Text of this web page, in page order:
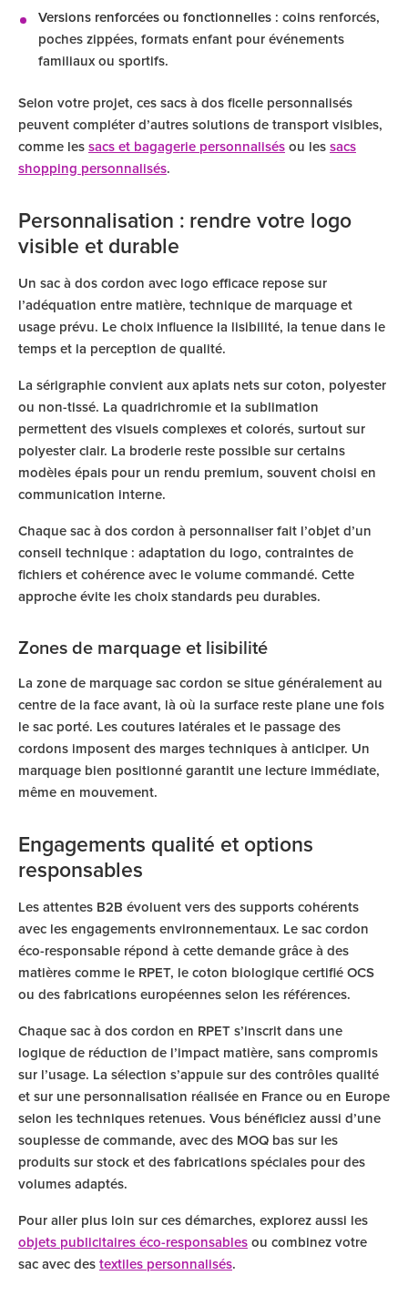
Versions renforcées ou fonctionnelles : coins renforcés,
poches zippées, formats enfant pour événements
familiaux ou sportifs.
Selon votre projet, ces sacs à dos ficelle personnalisés
peuvent compléter d’autres solutions de transport visibles,
comme les sacs et bagagerie personnalisés ou les sacs
shopping personnalisés.
Personnalisation : rendre votre logo
visible et durable
Un sac à dos cordon avec logo efficace repose sur
l’adéquation entre matière, technique de marquage et
usage prévu. Le choix influence la lisibilité, la tenue dans le
temps et la perception de qualité.
La sérigraphie convient aux aplats nets sur coton, polyester
ou non-tissé. La quadrichromie et la sublimation
permettent des visuels complexes et colorés, surtout sur
polyester clair. La broderie reste possible sur certains
modèles épais pour un rendu premium, souvent choisi en
communication interne.
Chaque sac à dos cordon à personnaliser fait l’objet d’un
conseil technique : adaptation du logo, contraintes de
fichiers et cohérence avec le volume commandé. Cette
approche évite les choix standards peu durables.
Zones de marquage et lisibilité
La zone de marquage sac cordon se situe généralement au
centre de la face avant, là où la surface reste plane une fois
le sac porté. Les coutures latérales et le passage des
cordons imposent des marges techniques à anticiper. Un
marquage bien positionné garantit une lecture immédiate,
même en mouvement.
Engagements qualité et options
responsables
Les attentes B2B évoluent vers des supports cohérents
avec les engagements environnementaux. Le sac cordon
éco-responsable répond à cette demande grâce à des
matières comme le RPET, le coton biologique certifié OCS
ou des fabrications européennes selon les références.
Chaque sac à dos cordon en RPET s’inscrit dans une
logique de réduction de l’impact matière, sans compromis
sur l’usage. La sélection s’appuie sur des contrôles qualité
et sur une personnalisation réalisée en France ou en Europe
selon les techniques retenues. Vous bénéficiez aussi d’une
souplesse de commande, avec des MOQ bas sur les
produits sur stock et des fabrications spéciales pour des
volumes adaptés.
Pour aller plus loin sur ces démarches, explorez aussi les
objets publicitaires éco-responsables ou combinez votre
sac avec des textiles personnalisés.